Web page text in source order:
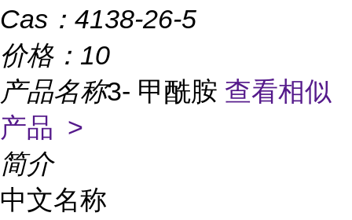
Cas： 4138-26-5
价格： 10
产品名称3- 甲酰胺 查看相似
产品 >
简介
中文名称